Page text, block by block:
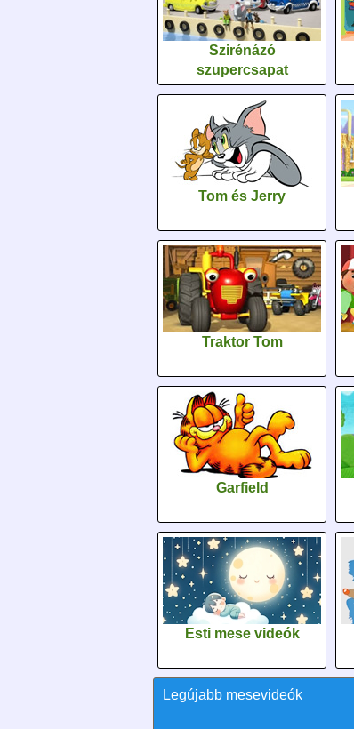
Szirénázó
szupercsapat
Tom és Jerry
Traktor Tom
Garfield
Esti mese videók
Legújabb mesevideók